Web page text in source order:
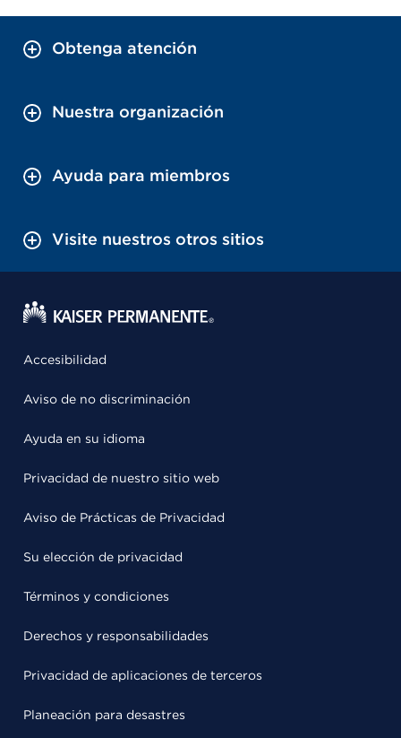
Obtenga atención
Nuestra organización
Ayuda para miembros
Visite nuestros otros sitios
Accesibilidad
Aviso de no discriminación
Ayuda en su idioma
Privacidad de nuestro sitio web
Aviso de Prácticas de Privacidad
Su elección de privacidad
Términos y condiciones
Derechos y responsabilidades
Privacidad de aplicaciones de terceros
Planeación para desastres